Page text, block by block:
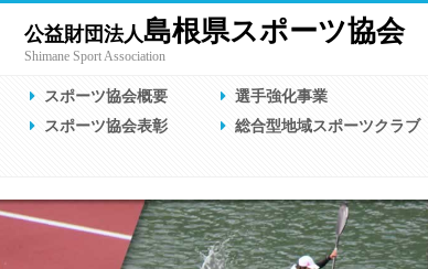
公益財団法人島根県スポーツ協会
Shimane Sport Association
スポーツ協会概要 選手強化事業
スポーツ協会表彰
総合型地域スポーツクラブ